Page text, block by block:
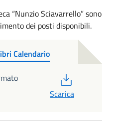
“Nunzio Sciavarrello” sono
dei posti disponibili.
Calendario
Scarica